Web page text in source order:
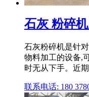
石灰 粉碎
石灰粉碎机是针
物料加工的设备,
时无从下手。近
联系电话: 180